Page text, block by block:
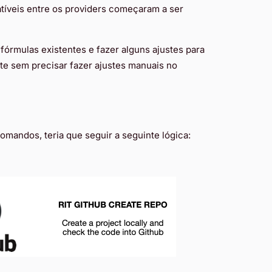
entre os providers começaram a ser
existentes e fazer alguns ajustes para
sem precisar fazer ajustes manuais no
teria que seguir a seguinte lógica: